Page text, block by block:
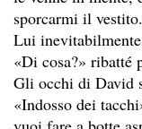
sporcarmi il
Lui
«Di cosa?» ribatté
Gli occhi di David
«Indosso dei